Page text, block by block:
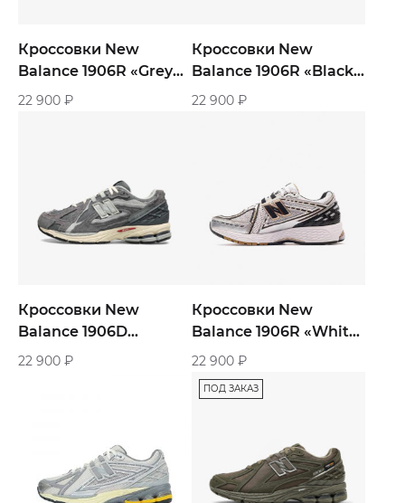
Кроссовки New
Balance 1906R «Grey
Brown»
22 900 ₽
Кроссовки New
Balance 1906R «Black
Taupe»
22 900 ₽
Кроссовки New
Balance 1906D
«Protection Pack
22 900 ₽
Кроссовки New
Balance 1906R «White
Metallic Gold»
22 900 ₽
ПОД ЗАКАЗ